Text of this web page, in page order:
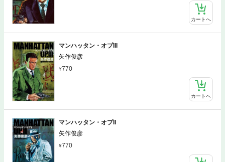
カートへ
マンハッタン・オプIII
矢作俊彦
770
カートへ
マンハッタン・オプII
矢作俊彦
770